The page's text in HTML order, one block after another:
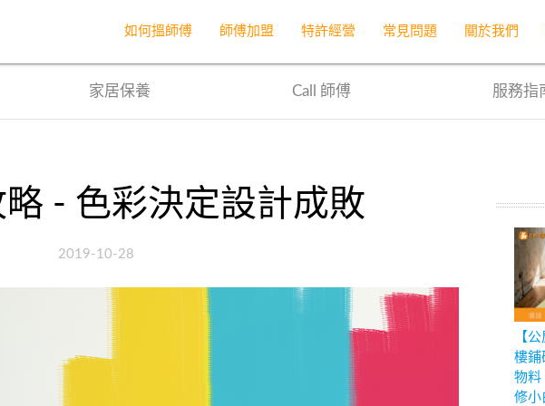
如何搵師傅 師傅加盟 特許經營 常見問題 關於我們
首頁 網誌 文章
家居保養 Call 師傅 服務指
- 色彩決定設計成敗
2019-10-28
【
樓鋪
物料
修小